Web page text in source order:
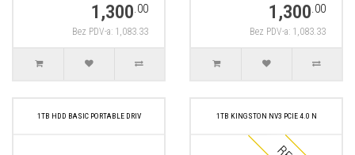
1,300.00
Bez PDV-a: 1,083.33
1,300.00
Bez PDV-a: 1,083.33
1TB HDD BASIC PORTABLE DRIV 1TB KINGSTON NV3 PCIE 4.0 N